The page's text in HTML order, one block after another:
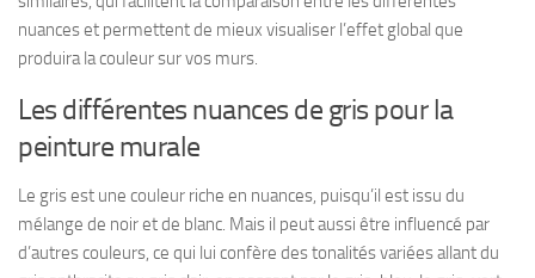
nuances et permettent de mieux visualiser l’effet global que
produira la couleur sur vos murs.
Les différentes nuances de gris pour la
peinture murale
Le gris est une couleur riche en nuances, puisqu’il est issu du
mélange de noir et de blanc. Mais il peut aussi être influencé par
d’autres couleurs, ce qui lui confère des tonalités variées allant du